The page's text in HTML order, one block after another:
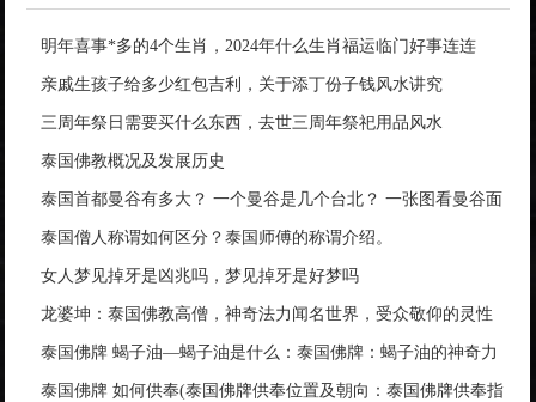
明年喜事*多的4个生肖，2024年什么生肖福运临门好事连连
亲戚生孩子给多少红包吉利，关于添丁份子钱风水讲究
三周年祭日需要买什么东西，去世三周年祭祀用品风水
泰国佛教概况及发展历史
泰国首都曼谷有多大？ 一个曼谷是几个台北？ 一张图看曼谷面
积与各大城市比较
泰国僧人称谓如何区分？泰国师傅的称谓介绍。
女人梦见掉牙是凶兆吗，梦见掉牙是好梦吗
龙婆坤：泰国佛教高僧，神奇法力闻名世界，受众敬仰的灵性
导师
泰国佛牌 蝎子油—蝎子油是什么：泰国佛牌：蝎子油的神奇力
量
泰国佛牌 如何供奉(泰国佛牌供奉位置及朝向：泰国佛牌供奉指